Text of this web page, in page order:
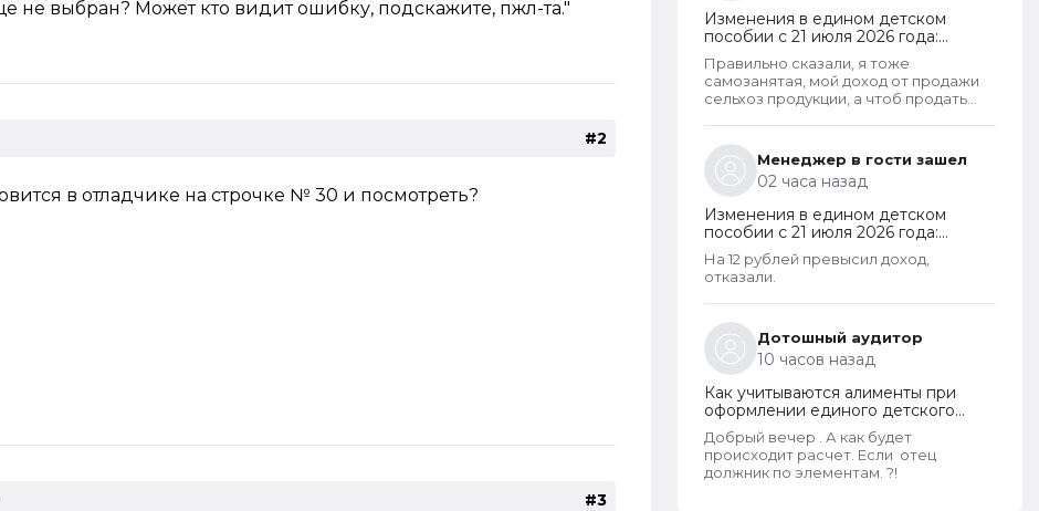
не выбран? Может кто видит ошибку, подскажите, пжл-та."
#2
в отладчике на строчке № 30 и посмотреть?
#3
Изменения в едином детском
пособии с 21 июля 2026 года:
пересмотр правила нулевого
дохода и новый порядок
оформления пособий по месту
пребывания
Правильно сказали, я тоже
самозанятая, мой доход от продажи
сельхоз продукции, а чтоб продать
животинкамиМенеджер в гости зашел
02 часа назад
Изменения в едином детском
пособии с 21 июля 2026 года:
пересмотр правила нулевого
дохода и новый порядок
оформления пособий по месту
пребывания
На 12 рублей превысил доход,
отказали.
Дотошный аудитор
10 часов назад
Как учитываются алименты при
оформлении единого детского
пособия в 2026 году
Добрый вечер . А как будет
происходит расчет. Если отец
должник по элементам. ?!